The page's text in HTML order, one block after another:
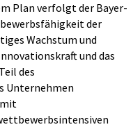
Plan verfolgt der Bayer-
der
Wachstum und
und das
des
Unternehmen